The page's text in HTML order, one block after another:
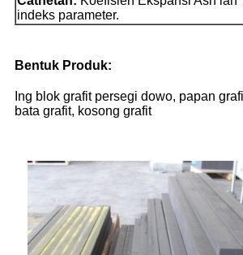
indeks parameter.
Bentuk Produk:
Ing blok grafit persegi dowo, papan
bata grafit, kosong grafit